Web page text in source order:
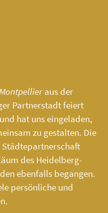
aus der
Partnerstadt feiert
hat uns eingeladen,
zu gestalten. Die
Städtepartnerschaft
des Heidelberg-
ebenfalls begangen.
persönliche und